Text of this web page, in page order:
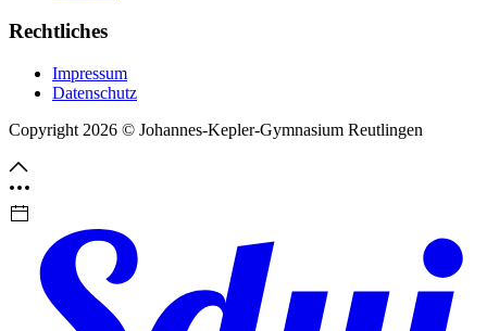
Rechtliches
Impressum
Datenschutz
Copyright 2026 © Johannes-Kepler-Gymnasium Reutlingen